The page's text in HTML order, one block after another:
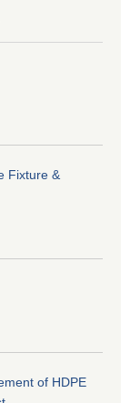
Fixture &
of HDPE